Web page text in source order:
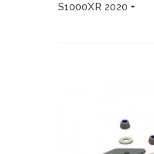
S1000XR 2020 +